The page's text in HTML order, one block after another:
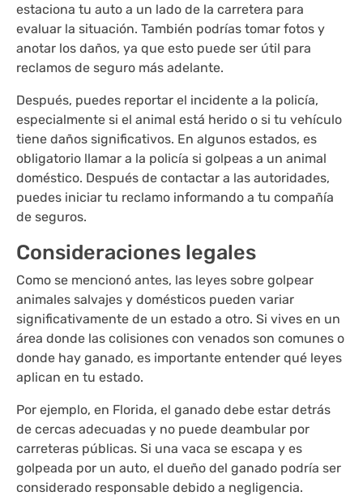
estaciona tu auto a un lado de la carretera para
evaluar la situación. También podrías tomar fotos y
anotar los daños, ya que esto puede ser útil para
reclamos de seguro más adelante.
Después, puedes reportar el incidente a la policía,
especialmente si el animal está herido o si tu vehículo
tiene daños significativos. En algunos estados, es
obligatorio llamar a la policía si golpeas a un animal
doméstico. Después de contactar a las autoridades,
puedes iniciar tu reclamo informando a tu compañía
de seguros.
Consideraciones legales
Como se mencionó antes, las leyes sobre golpear
animales salvajes y domésticos pueden variar
significativamente de un estado a otro. Si vives en un
área donde las colisiones con venados son comunes o
donde hay ganado, es importante entender qué leyes
aplican en tu estado.
Por ejemplo, en Florida, el ganado debe estar detrás
de cercas adecuadas y no puede deambular por
carreteras públicas. Si una vaca se escapa y es
golpeada por un auto, el dueño del ganado podría ser
considerado responsable debido a negligencia.